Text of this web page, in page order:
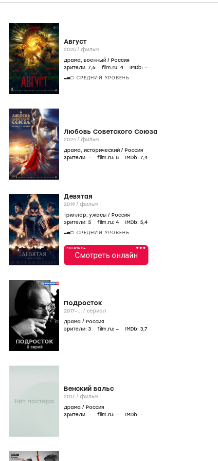
Август
2025 / фильм
драма, военный / Россия
зрители: 7,6 film.ru: 4 IMDb: –
СРЕДНИЙ УРОВЕНЬ
Любовь Советского Союза
2024 / фильм
драма, исторический / Россия
зрители: – film.ru: 5 IMDb: 7,4
Девятая
2019 / фильм
триллер, ужасы / Россия
зрители: 5 film.ru: 4 IMDb: 5,4
СРЕДНИЙ УРОВЕНЬ
•••
РЕКЛАМА 18+
Смотреть онлайн
Подросток
2017-... / сериал
драма / Россия
зрители: 3 film.ru: – IMDb: 3,7
Венский вальс
2017 / фильм
драма / Россия
зрители: – film.ru: – IMDb: –